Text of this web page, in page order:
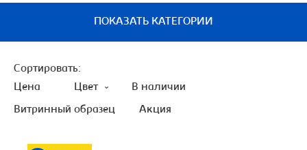
ПОКАЗАТЬ КАТЕГОРИИ
Сортировать:
Цена
Цвет В наличии
Витринный образец Акция